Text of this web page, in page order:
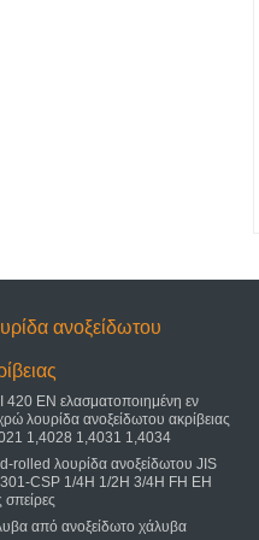
ανοξείδωτου
420 EN ελασματοποιημένη εν
λουρίδα ανοξείδωτου ακρίβειας
1,4028 1,4031 1,4034
rolled λουρίδα ανοξείδωτου JIS
CSP 1/4H 1/2H 3/4H FH EH
σπείρες
από ανοξείδωτο χάλυβα